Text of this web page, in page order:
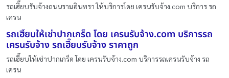
รถเฮี๊ยบรับจ้างถนนรามอินทรา ให้บริการโดย เครนรับจ้าง.com บริการ รถ
เครน
รถเฮี๊ยบให้เช่าปากเกร็ด โดย เครนรับจ้าง.com บริการรถ
เครนรับจ้าง รถเฮี๊ยบรับจ้าง ราคาถูก
รถเฮี๊ยบให้เช่าปากเกร็ด โดย เครนรับจ้าง.com บริการรถเครนรับจ้าง รถ
เครน